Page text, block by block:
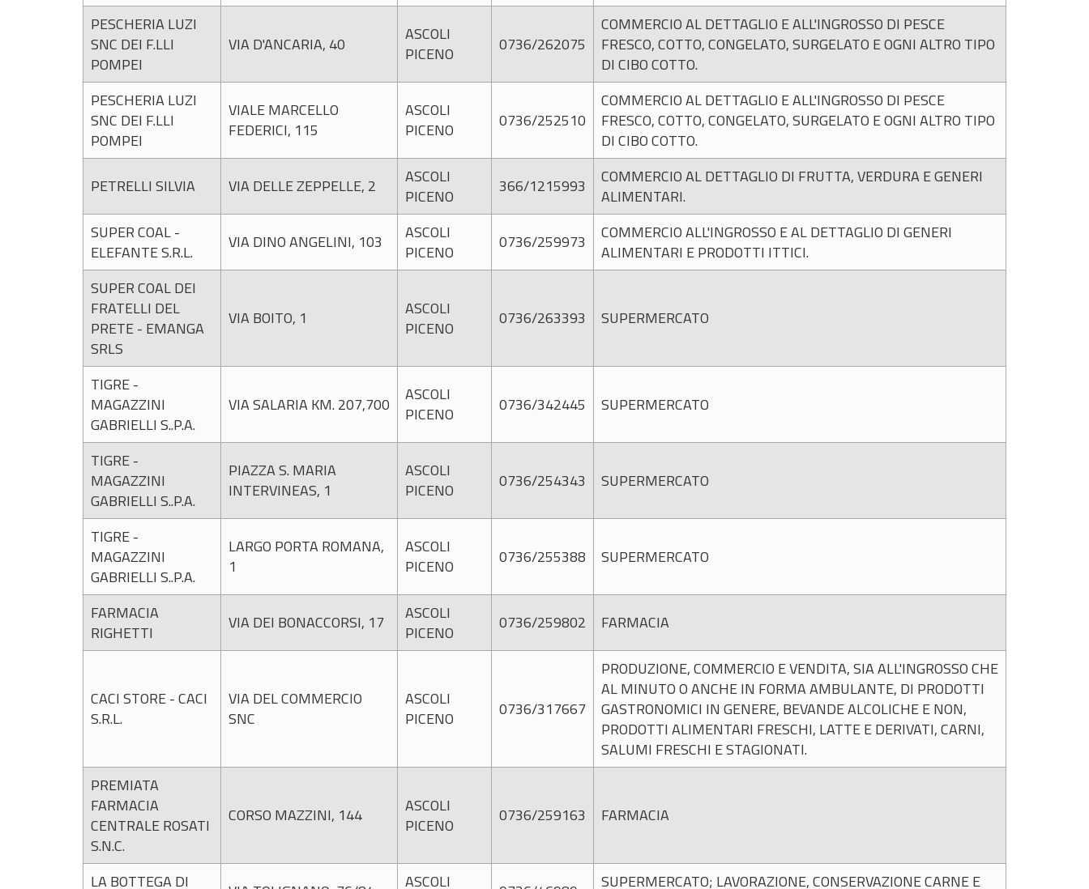
PESCHERIA LUZI
SNC DEI F.LLI
POMPEI
VIA D'ANCARIA, 40
ASCOLI
PICENO
0736/262075
COMMERCIO AL DETTAGLIO E ALL'INGROSSO DI PESCE
FRESCO, COTTO, CONGELATO, SURGELATO E OGNI ALTRO TIPO
DI CIBO COTTO.
PESCHERIA LUZI
SNC DEI F.LLI
POMPEI
VIALE MARCELLO
FEDERICI, 115
ASCOLI
PICENO
0736/252510
COMMERCIO AL DETTAGLIO E ALL'INGROSSO DI PESCE
FRESCO, COTTO, CONGELATO, SURGELATO E OGNI ALTRO TIPO
DI CIBO COTTO.
PETRELLI SILVIA VIA DELLE ZEPPELLE, 2
ASCOLI
PICENO
366/1215993
COMMERCIO AL DETTAGLIO DI FRUTTA, VERDURA E GENERI
ALIMENTARI.
SUPER COAL -
ELEFANTE S.R.L.
VIA DINO ANGELINI, 103
ASCOLI
PICENO
0736/259973
COMMERCIO ALL'INGROSSO E AL DETTAGLIO DI GENERI
ALIMENTARI E PRODOTTI ITTICI.
SUPER COAL DEI
FRATELLI DEL
PRETE - EMANGA
SRLS
VIA BOITO, 1
ASCOLI
PICENO
0736/263393 SUPERMERCATO
TIGRE -
MAGAZZINI
GABRIELLI S..P.A.
VIA SALARIA KM. 207,700
ASCOLI
PICENO
0736/342445 SUPERMERCATO
TIGRE -
MAGAZZINI
GABRIELLI S..P.A.
PIAZZA S. MARIA
INTERVINEAS, 1
ASCOLI
PICENO
0736/254343 SUPERMERCATO
TIGRE -
MAGAZZINI
GABRIELLI S..P.A.
LARGO PORTA ROMANA,
1
ASCOLI
PICENO
0736/255388 SUPERMERCATO
FARMACIA
RIGHETTI
VIA DEI BONACCORSI, 17
ASCOLI
PICENO
0736/259802 FARMACIA
CACI STORE - CACI
S.R.L.
VIA DEL COMMERCIO
SNC
ASCOLI
PICENO
0736/317667
PRODUZIONE, COMMERCIO E VENDITA, SIA ALL'INGROSSO CHE
AL MINUTO O ANCHE IN FORMA AMBULANTE, DI PRODOTTI
GASTRONOMICI IN GENERE, BEVANDE ALCOLICHE E NON,
PRODOTTI ALIMENTARI FRESCHI, LATTE E DERIVATI, CARNI,
SALUMI FRESCHI E STAGIONATI.
PREMIATA
FARMACIA
CENTRALE ROSATI
S.N.C.
CORSO MAZZINI, 144
ASCOLI
PICENO
0736/259163 FARMACIA
LA BOTTEGA DI ASCOLI SUPERMERCATO; LAVORAZIONE, CONSERVAZIONE CARNE E